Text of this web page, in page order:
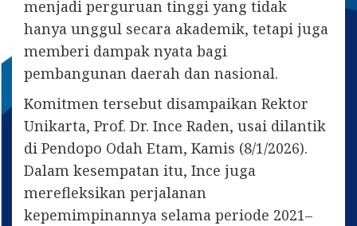
menjadi perguruan tinggi yang tidak
hanya unggul secara akademik, tetapi juga
memberi dampak nyata bagi
pembangunan daerah dan nasional.
Komitmen tersebut disampaikan Rektor
Unikarta, Prof. Dr. Ince Raden, usai dilantik
di Pendopo Odah Etam, Kamis (8/1/2026).
Dalam kesempatan itu, Ince juga
merefleksikan perjalanan
kepemimpinannya selama periode 2021–